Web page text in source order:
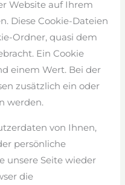
Website auf Ihrem
Diese Cookie-Dateien
Ordner, quasi dem
Ein Cookie
einem Wert. Bei der
zusätzlich ein oder
werden.
von Ihnen,
persönliche
unsere Seite wieder
die